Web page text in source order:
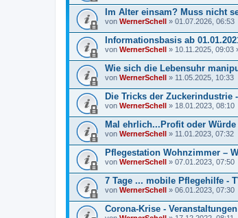
Im Alter einsam? Muss nicht
von WernerSchell » 01.07.2026, 06:53
Informationsbasis ab
von WernerSchell » 10.11.2025, 09:03
Wie sich die Lebensuhr
von WernerSchell » 11.05.2025, 10:33
Die Tricks der Zuckerindustrie
von WernerSchell » 18.01.2023, 08:10
Mal ehrlich...Profit oder
von WernerSchell » 11.01.2023, 07:32
Pflegestation Wohnzimmer –
von WernerSchell » 07.01.2023, 07:50
7 Tage ... mobile Pflegehilfe -
von WernerSchell » 06.01.2023, 07:30
Corona-Krise -